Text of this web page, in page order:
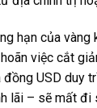
hạn của vàng
việc cắt
USD duy
lãi – sẽ mất đi